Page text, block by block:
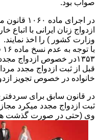
صواب بود.
در اجرای
ازدواج زنان ایرانی با
وزارت کشور ) را اخذ نمایند.
۱۳۵۳در خصوص ازدواج
قبل از ثبت ازدواج مجدد
خانواده در خصوص تجویز
در قانون سابق برای
ثبت ازدواج مجدد میکرد
وی (حتی در صورت گذشت